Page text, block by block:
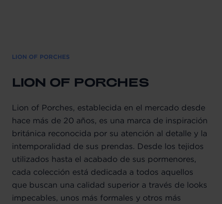
LION OF PORCHES
LION OF PORCHES
Lion of Porches, establecida en el mercado desde
hace más de 20 años, es una marca de inspiración
británica reconocida por su atención al detalle y la
intemporalidad de sus prendas. Desde los tejidos
utilizados hasta el acabado de sus pormenores,
cada colección está dedicada a todos aquellos
que buscan una calidad superior a través de looks
impecables, unos más formales y otros más